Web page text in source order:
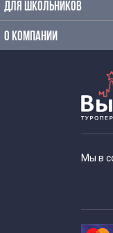
Автобусные
Обзорные
Автобусные
ДЛЯ ШКОЛЬНИКОВ
О КОМПАНИИ
Мы в